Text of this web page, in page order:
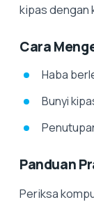
kipas dengan
Cara
Haba
Bunyi
Panduan
Periksa